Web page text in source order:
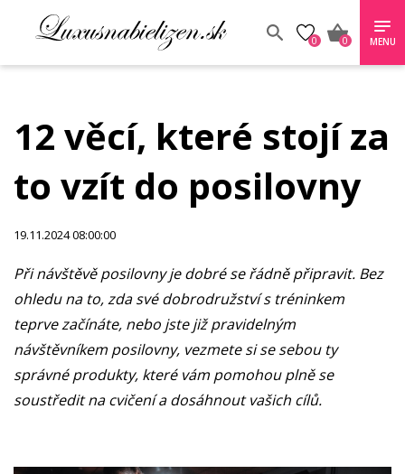
0 0 MENU
12 věcí, které stojí za
to vzít do posilovny
19.11.2024 08:00:00
Při návštěvě posilovny je dobré se řádně připravit. Bez
ohledu na to, zda své dobrodružství s tréninkem
teprve začínáte, nebo jste již pravidelným
návštěvníkem posilovny, vezmete si se sebou ty
správné produkty, které vám pomohou plně se
soustředit na cvičení a dosáhnout vašich cílů.